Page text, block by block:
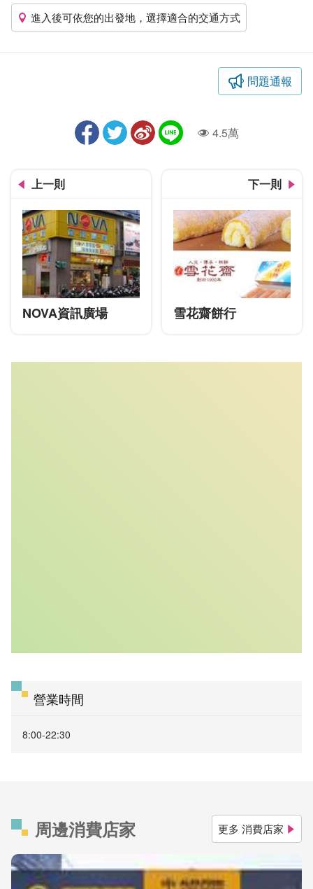
進入後可依您的出發地，選擇適合的交通方式
問題通報
人氣4.5萬
上一則
NOVA資訊廣場
下一則
雪花齋餅行
營業時間
8:00-22:30
周邊消費店家 更多 消費店家